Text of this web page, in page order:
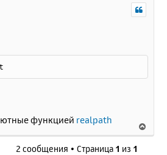
с
функцией realpath
е
2 сообщения • Страница 1 из 1